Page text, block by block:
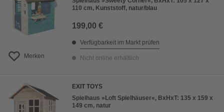
Merken
110 cm, Kunststoff, natur/blau
199,00 €
Verfügbarkeit im Markt prüfen
Nicht online erhältlich
EXIT TOYS
Spielhaus »Loft Spielhäuser«, BxHxT: 135 x 159 x
149 cm, natur